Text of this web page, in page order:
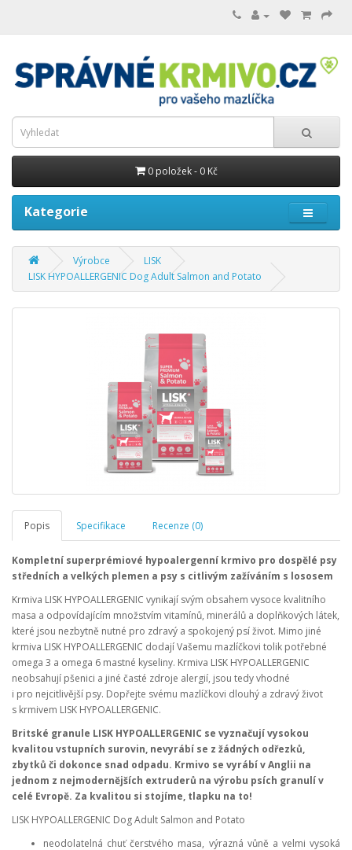
0 položek - 0 Kč
Kategorie
Výrobce
LISK
LISK HYPOALLERGENIC Dog Adult Salmon and Potato
Popis Specifikace Recenze (0)
Kompletní superprémiové hypoalergenní krmivo pro dospělé psy
středních a velkých plemen a psy s citlivým zažíváním s lososem
Krmiva LISK HYPOALLERGENIC vynikají svým obsahem vysoce kvalitního
masa a odpovídajícím množstvím vitamínů, minerálů a doplňkových látek,
které jsou nezbytně nutné pro zdravý a spokojený psí život. Mimo jiné
krmiva LISK HYPOALLERGENIC dodají Vašemu mazlíčkovi tolik potřebné
omega 3 a omega 6 mastné kyseliny. Krmiva LISK HYPOALLERGENIC
neobsahují pšenici a jiné časté zdroje alergií, jsou tedy vhodné
i pro nejcitlivější psy. Dopřejte svému mazlíčkovi dlouhý a zdravý život
s krmivem LISK HYPOALLERGENIC.
Britské granule LISK HYPOALLERGENIC se vyznačují vysokou
kvalitou vstupních surovin, nevyrábí se z žádných odřezků,
zbytků či dokonce snad odpadu. Krmivo se vyrábí v Anglii na
jednom z nejmodernějších extruderů na výrobu psích granulí v
celé Evropě. Za kvalitou si stojíme, tlapku na to!
LISK HYPOALLERGENIC Dog Adult Salmon and Potato
neodolatelná chuť čerstvého masa, výrazná vůně a velmi vysoká